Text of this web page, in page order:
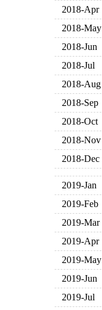
2018-Apr
2018-May
2018-Jun
2018-Jul
2018-Aug
2018-Sep
2018-Oct
2018-Nov
2018-Dec
2019-Jan
2019-Feb
2019-Mar
2019-Apr
2019-May
2019-Jun
2019-Jul